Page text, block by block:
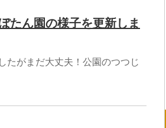
たん園の様子を更新しま
たがまだ大丈夫！公園のつつじ